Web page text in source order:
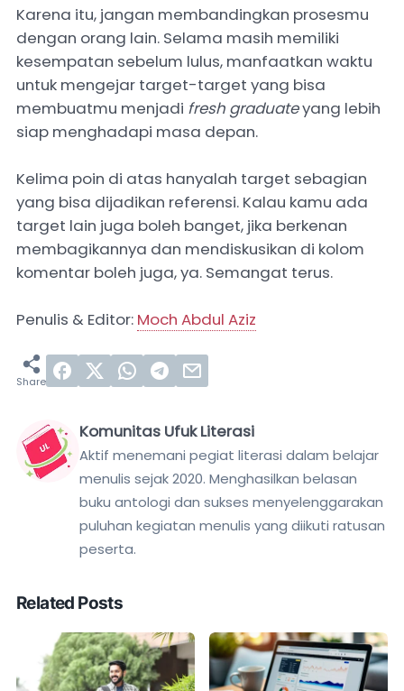
Karena itu, jangan membandingkan prosesmu
dengan orang lain. Selama masih memiliki
kesempatan sebelum lulus, manfaatkan waktu
untuk mengejar target-target yang bisa
membuatmu menjadi fresh graduateyang lebih
siap menghadapi masa depan.
Kelima poin di atas hanyalah target sebagian
yang bisa dijadikan referensi. Kalau kamu ada
target lain juga boleh banget, jika berkenan
membagikannya dan mendiskusikan di kolom
komentar boleh juga, ya. Semangat terus.
Penulis & Editor: Moch Abdul Aziz
Komunitas Ufuk Literasi
Aktif menemani pegiat literasi dalam belajar
menulis sejak 2020. Menghasilkan belasan
buku antologi dan sukses menyelenggarakan
puluhan kegiatan menulis yang diikuti ratusan
peserta.
Related Posts